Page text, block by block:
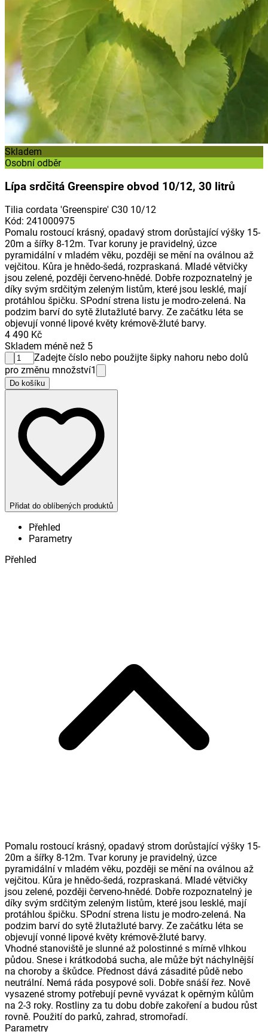
Skladem
Osobní odběr
Lípa srdčitá Greenspire obvod 10/12, 30 litrů
Tilia cordata 'Greenspire' C30 10/12
Kód: 241000975
Pomalu rostoucí krásný, opadavý strom dorůstající výšky 15-
20m a šířky 8-12m. Tvar koruny je pravidelný, úzce
pyramidální v mladém věku, později se mění na oválnou až
vejčitou. Kůra je hnědo-šedá, rozpraskaná. Mladé větvičky
jsou zelené, později červeno-hnědé. Dobře rozpoznatelný je
díky svým srdčitým zeleným listům, které jsou lesklé, mají
protáhlou špičku. SPodní strena listu je modro-zelená. Na
podzim barví do sytě žlutažluté barvy. Ze začátku léta se
objevují vonné lipové květy krémově-žluté barvy.
4 490 Kč
Skladem méně než 5
Zadejte číslo nebo použijte šipky nahoru nebo dolů
pro změnu množství1
Do košíku
Přidat do oblíbených produktů
Přehled
Parametry
Přehled
Pomalu rostoucí krásný, opadavý strom dorůstající výšky 15-
20m a šířky 8-12m. Tvar koruny je pravidelný, úzce
pyramidální v mladém věku, později se mění na oválnou až
vejčitou. Kůra je hnědo-šedá, rozpraskaná. Mladé větvičky
jsou zelené, později červeno-hnědé. Dobře rozpoznatelný je
díky svým srdčitým zeleným listům, které jsou lesklé, mají
protáhlou špičku. SPodní strena listu je modro-zelená. Na
podzim barví do sytě žlutažluté barvy. Ze začátku léta se
objevují vonné lipové květy krémově-žluté barvy.
Vhodné stanoviště je slunné až polostinné s mírně vlhkou
půdou. Snese i krátkodobá sucha, ale může být náchylnější
na choroby a škůdce. Přednost dává zásadité půdě nebo
neutrální. Nemá ráda posypové soli. Dobře snáší řez. Nově
vysazené stromy potřebují pevně vyvázat k opěrným kůlům
na 2-3 roky. Rostliny za tu dobu dobře zakoření a budou růst
rovně. Použití do parků, zahrad, stromořadí.
Parametry